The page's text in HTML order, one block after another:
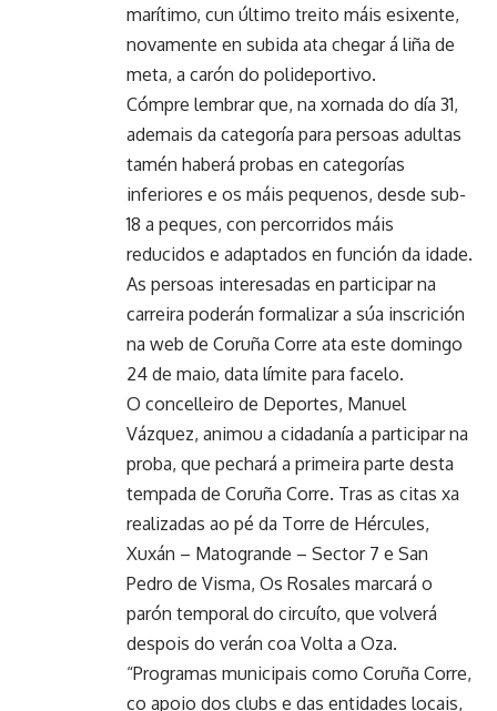
marítimo, cun último treito máis esixente,
novamente en subida ata chegar á liña de
meta, a carón do polideportivo.
Cómpre lembrar que, na xornada do día 31,
ademais da categoría para persoas adultas
tamén haberá probas en categorías
inferiores e os máis pequenos, desde sub-
18 a peques, con percorridos máis
reducidos e adaptados en función da idade.
As persoas interesadas en participar na
carreira poderán formalizar a súa inscrición
na web de Coruña Corre ata este domingo
24 de maio, data límite para facelo.
O concelleiro de Deportes, Manuel
Vázquez, animou a cidadanía a participar na
proba, que pechará a primeira parte desta
tempada de Coruña Corre. Tras as citas xa
realizadas ao pé da Torre de Hércules,
Xuxán – Matogrande – Sector 7 e San
Pedro de Visma, Os Rosales marcará o
parón temporal do circuíto, que volverá
despois do verán coa Volta a Oza.
“Programas municipais como Coruña Corre,
co apoio dos clubs e das entidades locais,